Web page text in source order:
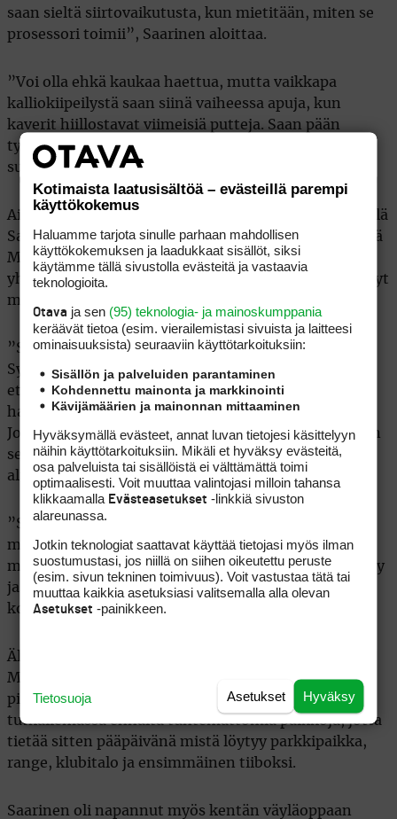
saan sieltä siirtovaikutusta, kun mietitään, miten se
prosessori toimii”, Saarinen aloittaa.
”Voi olla ehkä kaukaa haettua, mutta vaikkapa
kalliokiipeilystä saan siinä vaiheessa apuja, kun
kaverit hiillostavat viimeisiä putteja. Saan pään
tyhjäksi ja pystyn tekemään rauhassa sen
suorituksen”, Saarinen kertoo.
Aivan suoranaista yhteyttä golfin ja älykkyyden välillä
Saarinenkaan ei kaikesta huolimatta löydä. Hän pitää
Mensan testiä melko rajoittuneena, jossa mitataan
yhtä asiaa. Konkreettisen esimerkin maailmaa nähnyt
mies hakee parinkymmenen vuoden takaa.
”Silloin kun Arsi Harju voitti olympiakultaa (toim.
Sydney 2000), niin muistan hänen joskus sanoneen,
että hän on hyvä työntämään kuulaa, vaikka
haastatteluissa kysytään kaiken maailman asioista.
Jos Mensan jäsen osaa hahmottaa niitä kuvioita, niin
se voi olla aika vaikea realisoida elämän muilla osa-
alueilla.”
”Sitä voisi miettiä siten, että miten se Mensan
mittareilla mitattu älykkyys näkyy golfissa, niin
miten se näkyy elämässä. Vai näkyykö? Yhdellä näkyy
ja toisella ehkä ei. En mä tiedä”, Saarinen pohtii ja
kohauttaa hartioitaan.
Älykkyyttä tai ei, niin ainakin Saarinen valmistautui
Mensan kilpailuun ammattilaisuutta hipovalla
pieteetillä. Päivää ennen kisaa hän oli käynyt
tutkailemassa ennalta tuntemattomia paikkoja, jotta
tietää sitten pääpäivänä mistä löytyy parkkipaikka,
range, klubitalo ja ensimmäinen tiiboksi.
Saarinen oli napannut myös kentän väyläoppaan
Kotimaista laatusisältöä – evästeillä parempi
käyttökokemus
Haluamme tarjota sinulle parhaan mahdollisen
käyttökokemuksen ja laadukkaat sisällöt, siksi
käytämme tällä sivustolla evästeitä ja vastaavia
teknologioita.
Otava ja sen (95) teknologia- ja mainoskumppania
keräävät tietoa (esim. vierailemis­tasi sivuista ja laitteesi
ominaisuuk­sista) seuraaviin käyttötarkoituksiin:
Sisällön ja palveluiden parantaminen
Kohdennettu mainonta ja markkinointi
Kävijämäärien ja mainonnan mittaaminen
Hyväksymällä evästeet, annat luvan tietojesi käsittelyyn
näihin käyttötarkoituksiin. Mikäli et hyväksy evästeitä,
osa palveluista tai sisällöistä ei välttämättä toimi
optimaalisesti. Voit muuttaa valintojasi milloin tahansa
klikkaamalla Evästeasetukset -linkkiä sivuston
alareunassa.
Jotkin teknologiat saattavat käyttää tietojasi myös ilman
suostumustasi, jos niillä on siihen oikeutettu peruste
(esim. sivun tekninen toimivuus). Voit vastustaa tätä tai
muuttaa kaikkia asetuksiasi valitsemalla alla olevan
Asetukset -painikkeen.
Hyväksy
Asetukset
Tietosuoja